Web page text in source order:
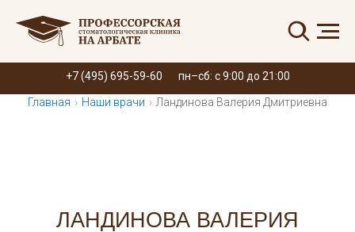
Запись онлайн
+7 (495) 695-59-60 пн–сб: с 9:00 до 21:00
Главная › Наши врачи › Ландинова Валерия Дмитриевна
ЛАНДИНОВА ВАЛЕРИЯ